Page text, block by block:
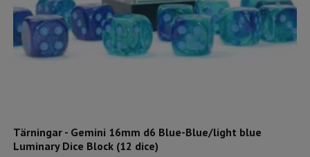
Tärningar - Gemini 16mm d6 Blue-Blue/light blue
Luminary Dice Block (12 dice)